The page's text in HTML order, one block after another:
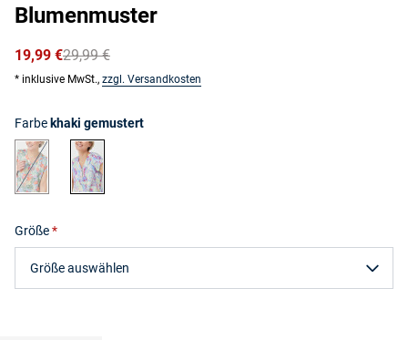
Blumenmuster
29,99 €
19,99 €
* inklusive MwSt., zzgl. Versandkosten
Farbekhaki gemustert
khaki gemustertpink gemustert
Größe
Größe auswählen